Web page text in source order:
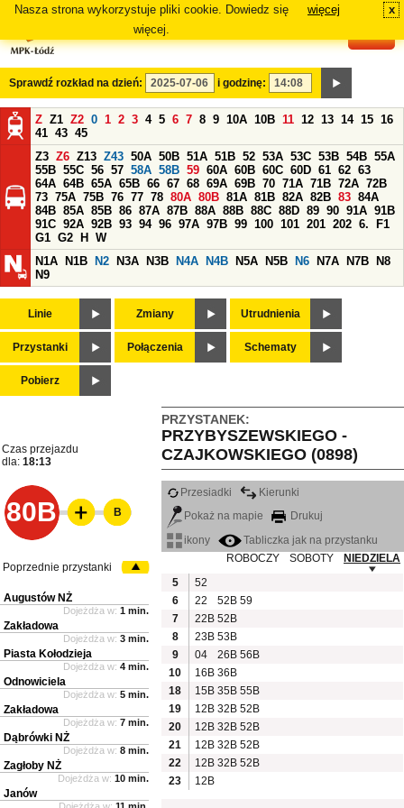
Nasza strona wykorzystuje pliki cookie. Dowiedz się
więcej.
więcej x
Sprawdź rozkład na dzień: i godzinę:
Z Z1 Z2 0 1 2 3 4 5 6 7 8 9 10A 10B 11 12 13 14 15 16
41 43 45
Z3 Z6 Z13 Z43 50A 50B 51A 51B 52 53A 53C 53B 54B 55A
55B 55C 56 57 58A 58B 59 60A 60B 60C 60D 61 62 63
64A 64B 65A 65B 66 67 68 69A 69B 70 71A 71B 72A 72B
73 75A 75B 76 77 78 80A 80B 81A 81B 82A 82B 83 84A
84B 85A 85B 86 87A 87B 88A 88B 88C 88D 89 90 91A 91B
91C 92A 92B 93 94 96 97A 97B 99 100 101 201 202 6.
F1
G1 G2 H
W
N1A
N1B N2 N3A N3B N4A N4B N5A N5B N6 N7A N7B
N8
N9
Linie Zmiany Utrudnienia
Przystanki Połączenia Schematy
Pobierz
PRZYSTANEK:
PRZYBYSZEWSKIEGO -
CZAJKOWSKIEGO (0898)
Czas przejazdu
dla: 18:13
80B
Przesiadki
Kierunki
Pokaż na mapie
Drukuj
ikony
Tabliczka jak na przystanku
ROBOCZY
SOBOTY
NIEDZIELA
5
52
6
22 52B 59
7
22B 52B
8
23B 53B
9
04 26B 56B
10
16B 36B
18
15B 35B 55B
19
12B 32B 52B
20
12B 32B 52B
21
12B 32B 52B
22
12B 32B 52B
23
12B
B
Poprzednie przystanki
Augustów NŻ
Dojeżdża w: 1 min.
Zakładowa
Dojeżdża w: 3 min.
Piasta Kołodzieja
Dojeżdża w: 4 min.
Odnowiciela
Dojeżdża w: 5 min.
Zakładowa
Dojeżdża w: 7 min.
Dąbrówki NŻ
Dojeżdża w: 8 min.
Zagłoby NŻ
Dojeżdża w: 10 min.
Janów